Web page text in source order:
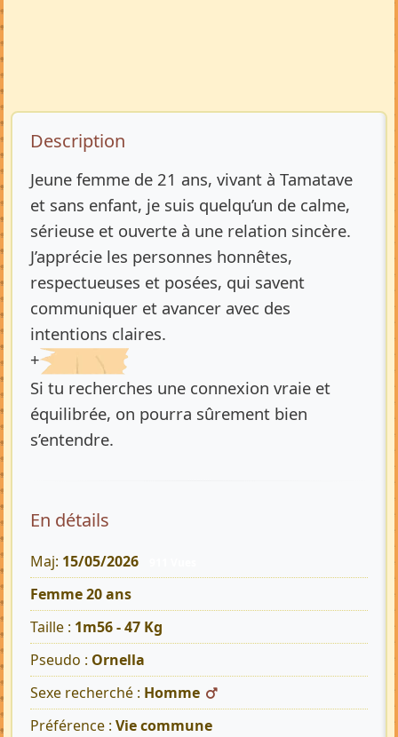
Description de l’annonce
Description
Jeune femme de 21 ans, vivant à Tamatave
et sans enfant, je suis quelqu’un de calme,
sérieuse et ouverte à une relation sincère.
J’apprécie les personnes honnêtes,
respectueuses et posées, qui savent
communiquer et avancer avec des
intentions claires.
+
Si tu recherches une connexion vraie et
équilibrée, on pourra sûrement bien
s’entendre.
En détails
Maj: 15/05/2026
Femme 20 ans
Taille : 1m56 - 47 Kg
Pseudo : Ornella
Sexe recherché : Homme
Préférence : Vie commune